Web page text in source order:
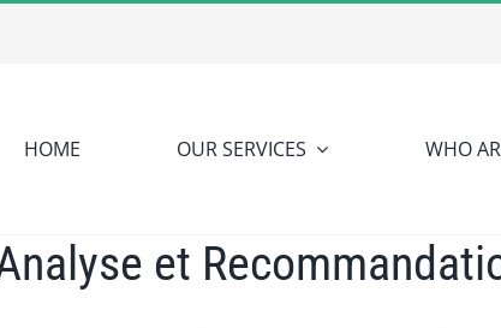
HOME OUR SERVICES WHO
et